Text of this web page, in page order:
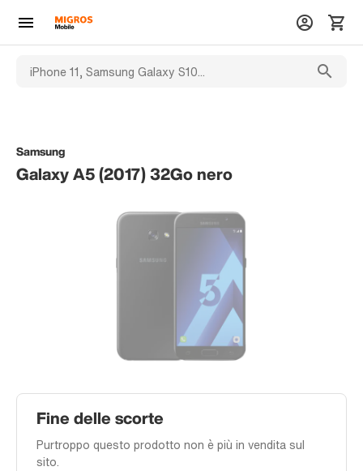
Samsung
Galaxy A5 (2017) 32Go nero
Fine delle scorte
Purtroppo questo prodotto non è più in vendita sul
sito.